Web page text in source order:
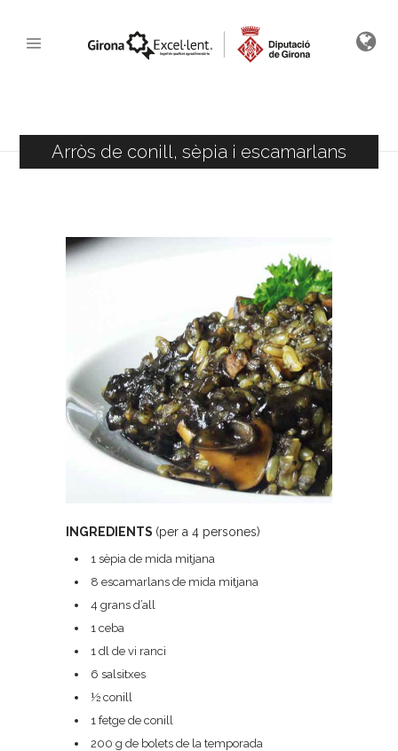
Arròs de conill, sèpia i escamarlans
INGREDIENTS (per a 4 persones)
1 sèpia de mida mitjana
8 escamarlans de mida mitjana
4 grans d’all
1 ceba
1 dl de vi ranci
6 salsitxes
½ conill
1 fetge de conill
200 g de bolets de la temporada